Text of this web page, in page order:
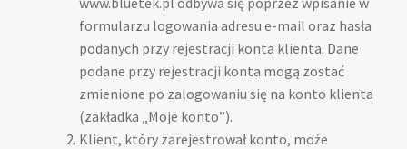
formularzu logowania adresu e-mail oraz hasła
podanych przy rejestracji konta klienta. Dane
podane przy rejestracji konta mogą zostać
zmienione po zalogowaniu się na konto klienta
(zakładka „Moje konto”).
Klient, który zarejestrował konto, może